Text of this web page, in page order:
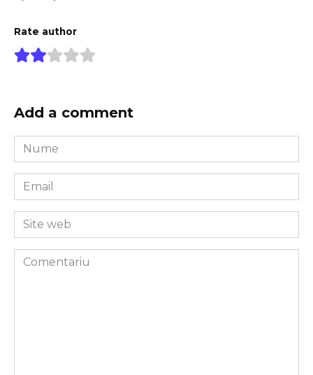
Rate author
Add a comment
Nume
*
Email
*
Site
web
Comentariu